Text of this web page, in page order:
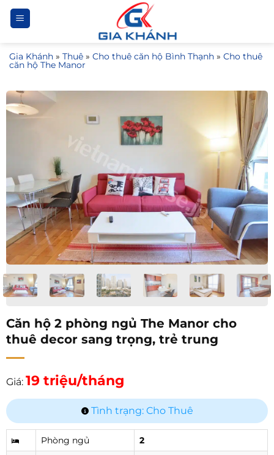
Bỏ
qua
dung
Gia Khánh » Thuê » Cho thuê căn hộ Bình Thạnh » Cho thuê
căn hộ The Manor
Căn hộ 2 phòng ngủ The Manor cho
thuê decor sang trọng, trẻ trung
Giá: 19 triệu/tháng
Tình trạng: Cho Thuê
Phòng ngủ
2